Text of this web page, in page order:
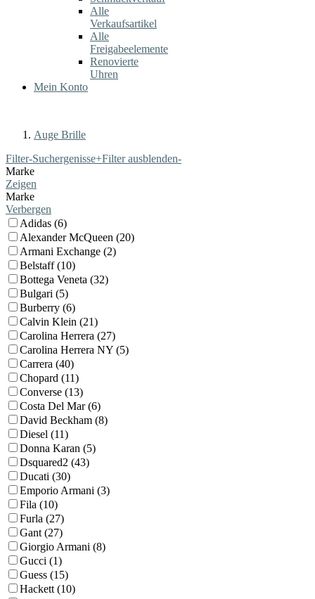
Alle
Verkaufsartikel
Alle
Freigabeelemente
Renovierte
Uhren
Mein Konto
Auge Brille
Filter-Suchergenisse+Filter ausblenden-
Marke
Zeigen
Marke
Verbergen
Adidas (6)
Alexander McQueen (20)
Armani Exchange (2)
Belstaff (10)
Bottega Veneta (32)
Bulgari (5)
Burberry (6)
Calvin Klein (21)
Carolina Herrera (27)
Carolina Herrera NY (5)
Carrera (40)
Chopard (11)
Converse (13)
Costa Del Mar (6)
David Beckham (8)
Diesel (11)
Donna Karan (5)
Dsquared2 (43)
Ducati (30)
Emporio Armani (3)
Fila (10)
Furla (27)
Gant (27)
Giorgio Armani (8)
Gucci (1)
Guess (15)
Hackett (10)